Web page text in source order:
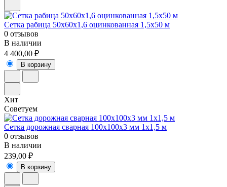
Сетка рабица 50х60х1,6 оцинкованная 1,5х50 м
0 отзывов
В наличии
4 400,00 ₽
В корзину
Хит
Советуем
Сетка дорожная сварная 100х100х3 мм 1х1,5 м
0 отзывов
В наличии
239,00 ₽
В корзину